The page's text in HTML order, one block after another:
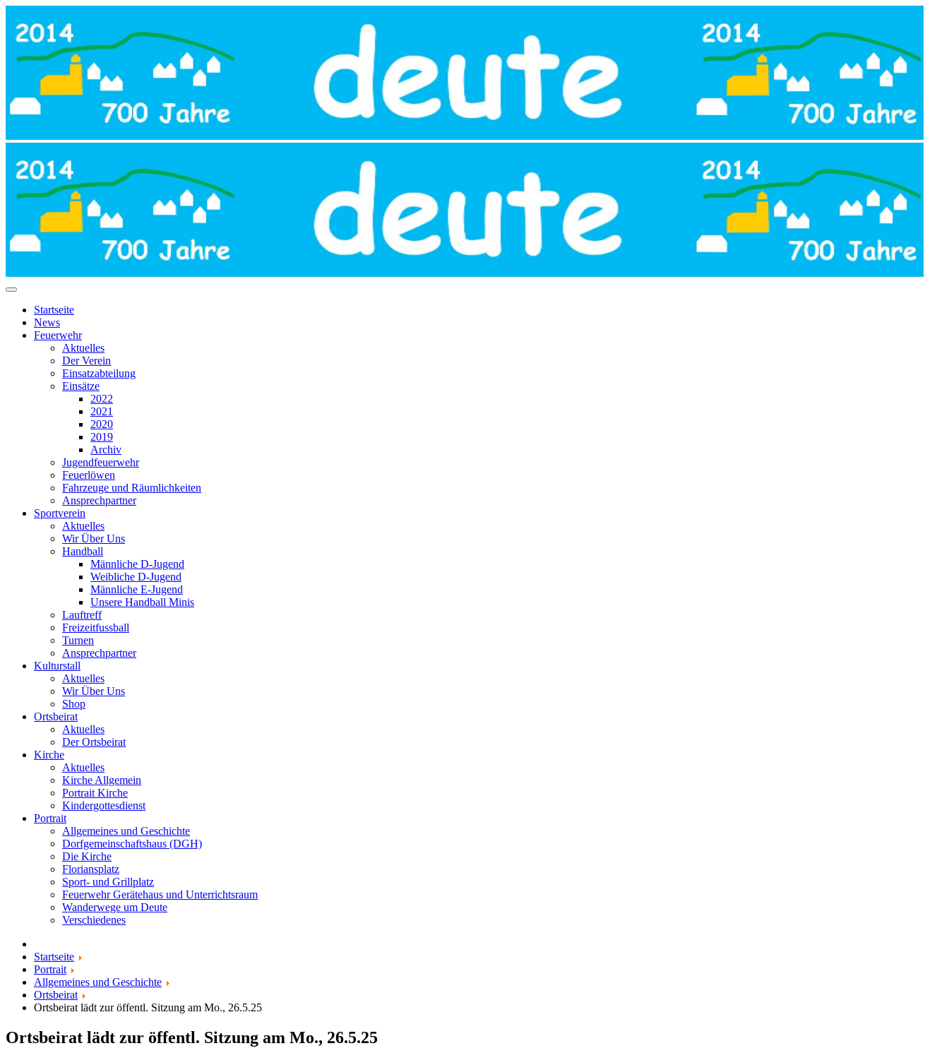
Startseite
News
Feuerwehr
Aktuelles
Der Verein
Einsatzabteilung
Einsätze
2022
2021
2020
2019
Archiv
Jugendfeuerwehr
Feuerlöwen
Fahrzeuge und Räumlichkeiten
Ansprechpartner
Sportverein
Aktuelles
Wir Über Uns
Handball
Männliche D-Jugend
Weibliche D-Jugend
Männliche E-Jugend
Unsere Handball Minis
Lauftreff
Freizeitfussball
Turnen
Ansprechpartner
Kulturstall
Aktuelles
Wir Über Uns
Shop
Ortsbeirat
Aktuelles
Der Ortsbeirat
Kirche
Aktuelles
Kirche Allgemein
Portrait Kirche
Kindergottesdienst
Portrait
Allgemeines und Geschichte
Dorfgemeinschaftshaus (DGH)
Die Kirche
Floriansplatz
Sport- und Grillplatz
Feuerwehr Gerätehaus und Unterrichtsraum
Wanderwege um Deute
Verschiedenes
Startseite
Portrait
Allgemeines und Geschichte
Ortsbeirat
Ortsbeirat lädt zur öffentl. Sitzung am Mo., 26.5.25
Ortsbeirat lädt zur öffentl. Sitzung am Mo., 26.5.25